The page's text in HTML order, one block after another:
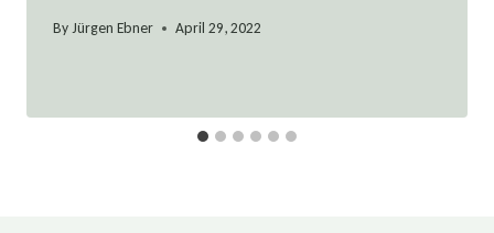
ByJürgen Ebner April 29, 2022